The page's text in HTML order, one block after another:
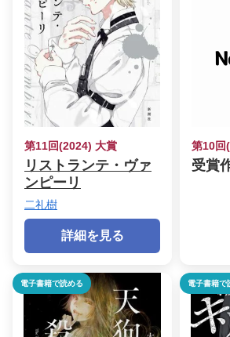
第11回(2024) 大賞
リストランテ・ヴァ
ンピーリ
二礼樹
詳細を見る
第10回
受賞
電子書籍で読める 電子書籍で